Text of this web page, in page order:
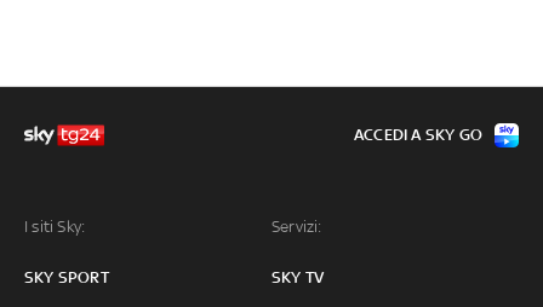
I siti Sky:
SKY SPORT
Servizi:
SKY TV
ACCEDI A SKY GO